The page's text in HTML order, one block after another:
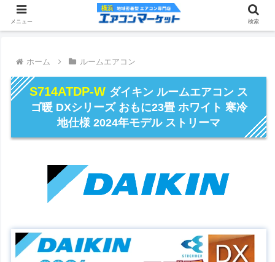
ホーム ルームエアコン
S714ATDP-W ダイキン ルームエアコン ス
ゴ暖 DXシリーズ おもに23畳 ホワイト 寒冷
地仕様 2024年モデル ストリーマ
メニュー 検索